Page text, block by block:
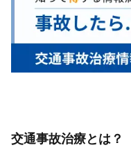
交通事故治療とは？